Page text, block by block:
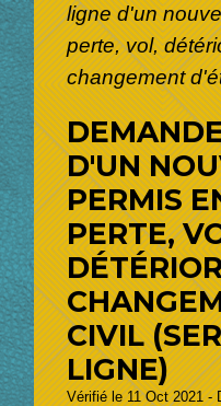
ligne d'un
perte, vol,
changement
D'UN
PERMIS
PERTE,
CIVIL
LIGNE)
Vérifié le 11 Oct 2021 -